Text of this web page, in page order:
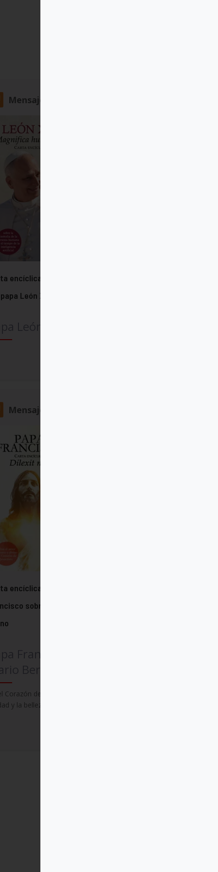
Mensajero
encíclica "Magnifica humanitas"
León XIV
Mensajero
encíclica "Dilexit nos" del papa
sobre el amor humano y
Corazón de Cristo encontramos la
y la belleza del amor